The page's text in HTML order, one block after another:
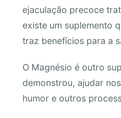
ejaculação precoce
existe um suplemento
traz benefícios para a
O Magnésio é outro
demonstrou, ajudar
humor e outros